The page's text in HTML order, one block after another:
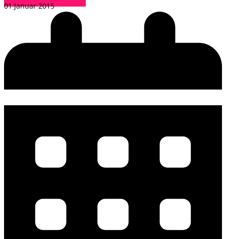
01 Januar 2015